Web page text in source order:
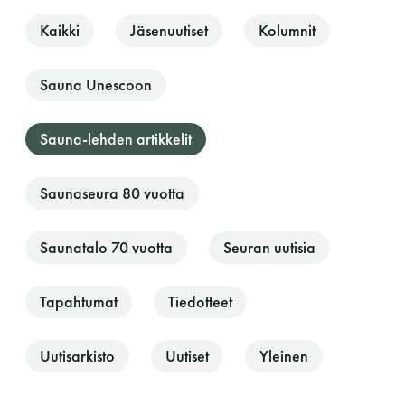
Saunatalo on avoinna
myös helatorstaina
torstai
Kaikki Jäsenuutiset Kolumnit
Sauna Unescoon
Sauna-lehden artikkelit
Saunaseura 80 vuotta
Saunatalo 70 vuotta Seuran uutisia
Tapahtumat Tiedotteet
Uutisarkisto Uutiset Yleinen